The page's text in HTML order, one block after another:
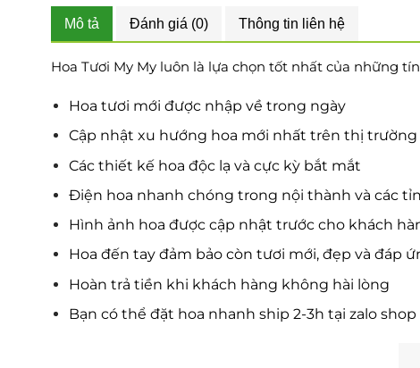
Mô tả Đánh giá (0) Thông tin liên hệ
Hoa Tươi My My luôn là lựa chọn tốt nhất của những
Hoa tươi mới được nhập về trong ngày
Cập nhật xu hướng hoa mới nhất trên thị trường
Các thiết kế hoa độc lạ và cực kỳ bắt mắt
Điện hoa nhanh chóng trong nội thành và các
Hình ảnh hoa được cập nhật trước cho khách
Hoa đến tay đảm bảo còn tươi mới, đẹp và đáp
Hoàn trả tiền khi khách hàng không hài lòng
Bạn có thể đặt hoa nhanh ship 2-3h tại zalo shop